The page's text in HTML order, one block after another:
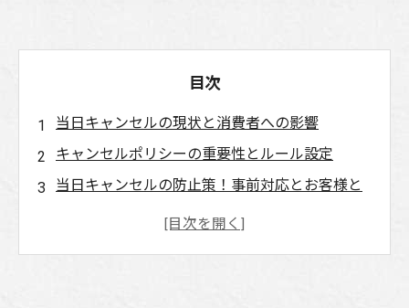
目次
当日キャンセルの現状と消費者への影響
キャンセルポリシーの重要性とルール設定
当日キャンセルの防止策！事前対応とお客様と
のコミュニケーション